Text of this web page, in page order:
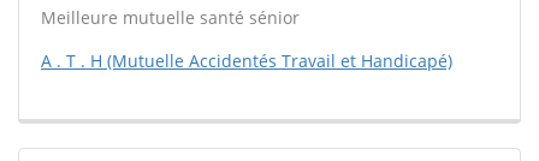
Meilleure mutuelle santé sénior
A . T . H (Mutuelle Accidentés Travail et Handicapé)